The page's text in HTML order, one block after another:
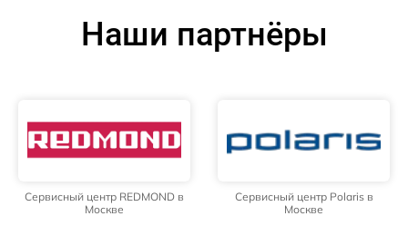
Наши партнёры
Сервисный центр REDMOND в
Москве
Сервисный центр Polaris в
Москве